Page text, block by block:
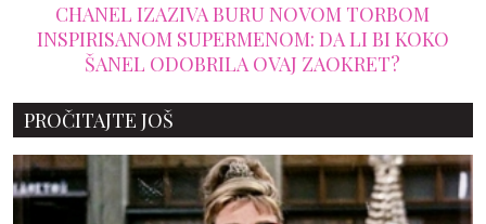
BURU NOVOM TORBOM
DA LI BI KOKO
OVAJ ZAOKRET?
ERLING HOLAND
KOLEKCIJA
PROČITAJTE JOŠ